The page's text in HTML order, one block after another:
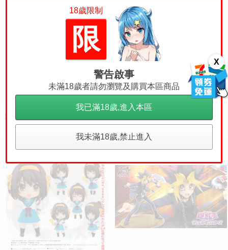
X
【FF47】鄰座的同學(們)怎麼有
點奇怪？系列新刊套組《せぼあ
ーと2》【背骨貓屋】[B5全彩畫
冊] [繁體中文][新刊] [壓克力夾組]
18
【FF47】鄰座的同學(們)怎麼有
ーと2》【背骨貓屋】[B5/16P全
彩][繁體中文]｜九月陸續出貨
18歲限制
限
警告啟事
未滿18歲者請勿瀏覽及購買本區商品
我已滿18歲,進入本區
我未滿18歲,禁止進入